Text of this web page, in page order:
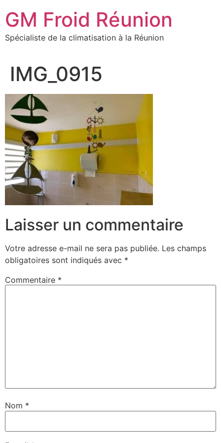
au
contenu
GM Froid Réunion
Spécialiste de la climatisation à la Réunion
IMG_0915
Laisser un commentaire
Votre adresse e-mail ne sera pas publiée. Les champs
obligatoires sont indiqués avec *
Commentaire *
Nom *